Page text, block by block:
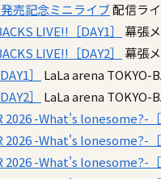
売記念ミニライブ配信ラ
LIVE!!［DAY1］
幕張
LIVE!!［DAY2］
幕張
］
LaLa arena TOKYO-
］
LaLa arena TOKYO-
2026 -What's lonesome?-
2026 -What's lonesome?-
2026 -What's lonesome?-